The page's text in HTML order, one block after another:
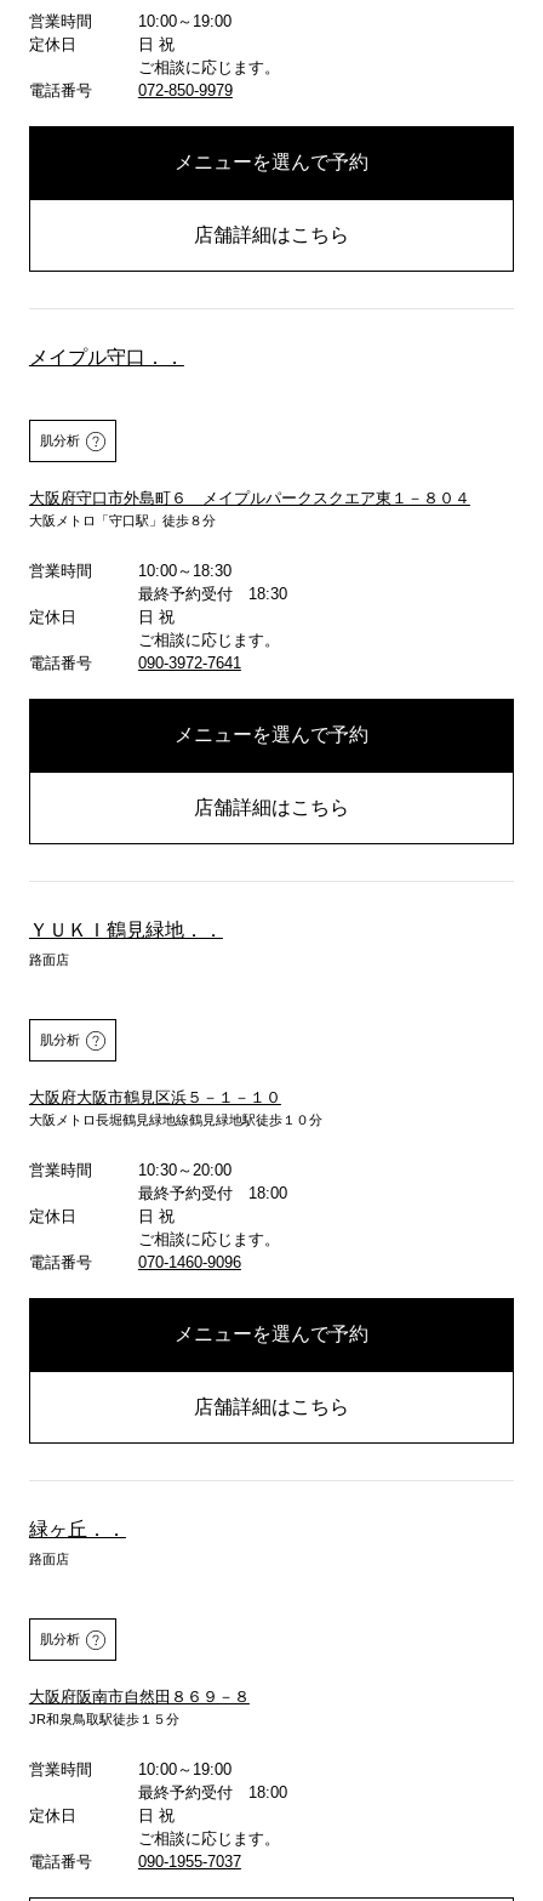
営業時間
10:00～19:00
定休日
日 祝
ご相談に応じます。
電話番号
072-850-9979
メニューを選んで予約
店舗詳細はこちら
メイプル守口．．
肌分析
大阪府守口市外島町６ メイプルパークスクエア東１－８０４
大阪メトロ「守口駅」徒歩８分
営業時間
10:00～18:30
最終予約受付 18:30
定休日
日 祝
ご相談に応じます。
電話番号
090-3972-7641
メニューを選んで予約
店舗詳細はこちら
ＹＵＫＩ鶴見緑地．．
路面店
肌分析
大阪府大阪市鶴見区浜５－１－１０
大阪メトロ長堀鶴見緑地線鶴見緑地駅徒歩１０分
営業時間
10:30～20:00
最終予約受付 18:00
定休日
日 祝
ご相談に応じます。
電話番号
070-1460-9096
メニューを選んで予約
店舗詳細はこちら
緑ヶ丘．．
路面店
肌分析
大阪府阪南市自然田８６９－８
JR和泉鳥取駅徒歩１５分
営業時間
10:00～19:00
最終予約受付 18:00
定休日
日 祝
ご相談に応じます。
電話番号
090-1955-7037